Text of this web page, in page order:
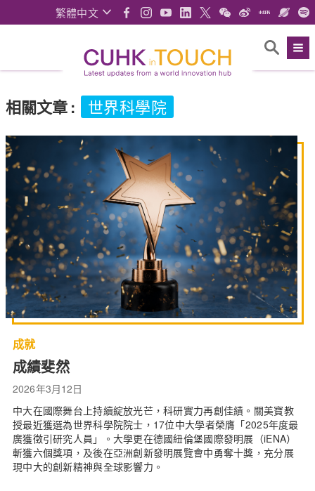
繁體中文
相關文章: 世界科學院
成就
成績斐然
2026年3月12日
中大在國際舞台上持續綻放光芒，科研實力再創佳績。關美寶教
授最近獲選為世界科學院院士，17位中大學者榮膺「2025年度最
廣獲徵引研究人員」。大學更在德國紐倫堡國際發明展（iENA）
斬獲六個獎項，及後在亞洲創新發明展覽會中勇奪十獎，充分展
現中大的創新精神與全球影響力。